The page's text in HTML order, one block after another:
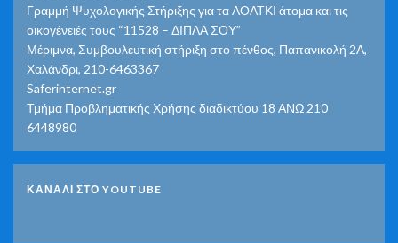
Γραμμή Ψυχολογικής Στήριξης για τα ΛΟΑΤΚΙ άτομα και τις
οικογένειές τους “11528 – ΔΙΠΛΑ ΣΟΥ”
Μέριμνα, Συμβουλευτική στήριξη στο πένθος, Παπανικολή 2Α,
Χαλάνδρι, 210-6463367
Saferinternet.gr
Τμήμα Προβληματικής Χρήσης διαδικτύου 18 ΑΝΩ 210
6448980
ΚΑΝΑΛΙ ΣΤΟ YOUTUBE